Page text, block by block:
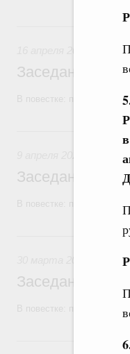
Заседание
В повестке: проекты
Заседание
В повестке: проекты
Заседание